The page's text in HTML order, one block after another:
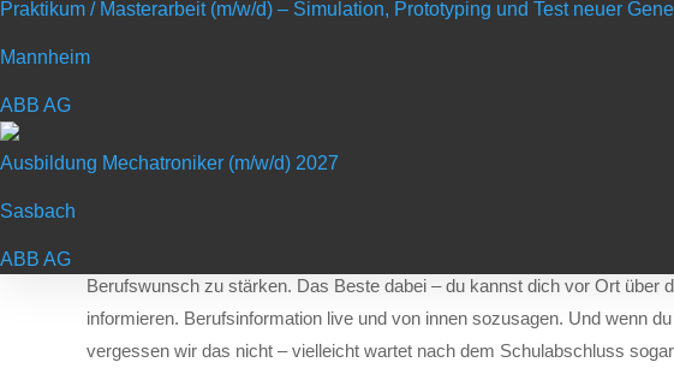
Praktikum / Masterarbeit (m/w/d) – Simulation, Prototyping und Test neuer
Mannheim
ABB AG
Ausbildung Mechatroniker (m/w/d) 2027
Sasbach
ABB AG
das dich interessiert. Hier erfährst du etwas über Produktion, Entwicklung
Berufswunsch zu stärken. Das Beste dabei – du kannst dich vor Ort über
informieren. Berufsinformation live und von innen sozusagen. Und wenn
vergessen wir das nicht – vielleicht wartet nach dem Schulabschluss